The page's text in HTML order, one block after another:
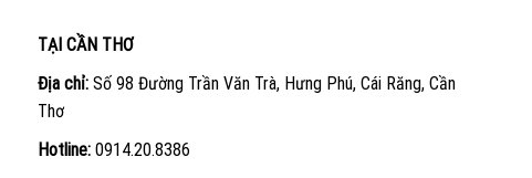
TẠI CẦN THƠ
Địa chỉ: Số 98 Đường Trần Văn Trà, Hưng Phú, Cái Răng, Cần
Thơ
Hotline: 0914.20.8386